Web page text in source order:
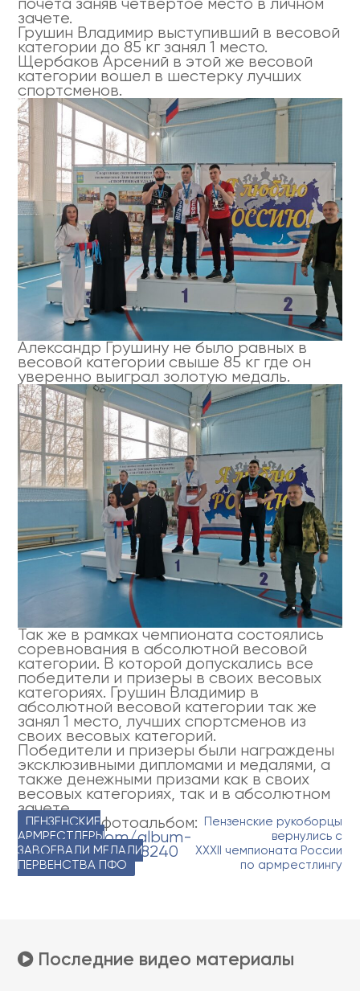
зачете.
Грушин Владимир выступивший в весовой
категории до 85 кг занял 1 место.
Щербаков Арсений в этой же весовой
категории вошел в шестерку лучших
спортсменов.
Александр Грушину не было равных в
весовой категории свыше 85 кг где он
уверенно выиграл золотую медаль.
Так же в рамках чемпионата состоялись
соревнования в абсолютной весовой
категории. В которой допускались все
победители и призеры в своих весовых
категориях. Грушин Владимир в
абсолютной весовой категории так же
занял 1 место, лучших спортсменов из
своих весовых категорий.
Победители и призеры были награждены
эксклюзивными дипломами и медалями, а
также денежными призами как в своих
весовых категориях, так и в абсолютном
зачете.
Ссылка на фотоальбом:
https://vk.com/album-
52085437_291208240
Навигация
по
записям
ПЕНЗЕНСКИЕ
АРМРЕСТЛЕРЫ
ЗАВОЕВАЛИ МЕДАЛИ
ПЕРВЕНСТВА ПФО
Пензенские рукоборцы
вернулись с
XXXII чемпионата России
по армрестлингу
Последние видео материалы